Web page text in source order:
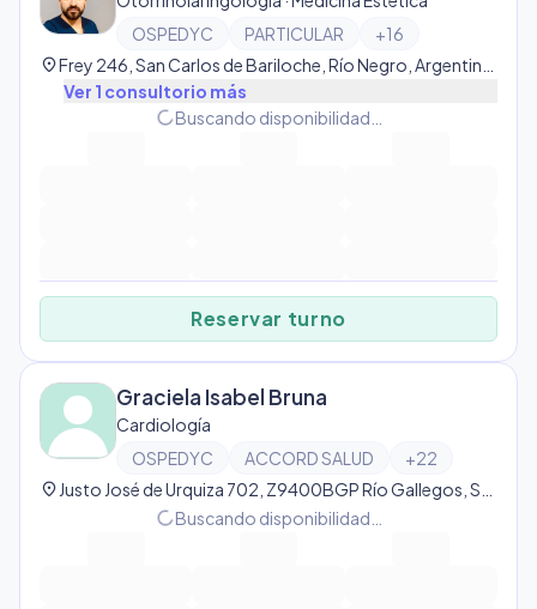
OSPEDYC
PARTICULAR +16
location_on
Ver 1 consultorio más
progress_activityBuscando disponibilidad…
Reservar turno
Graciela Isabel Bruna
Cardiología
OSPEDYC
ACCORD SALUD +22
location_on
progress_activityBuscando disponibilidad…